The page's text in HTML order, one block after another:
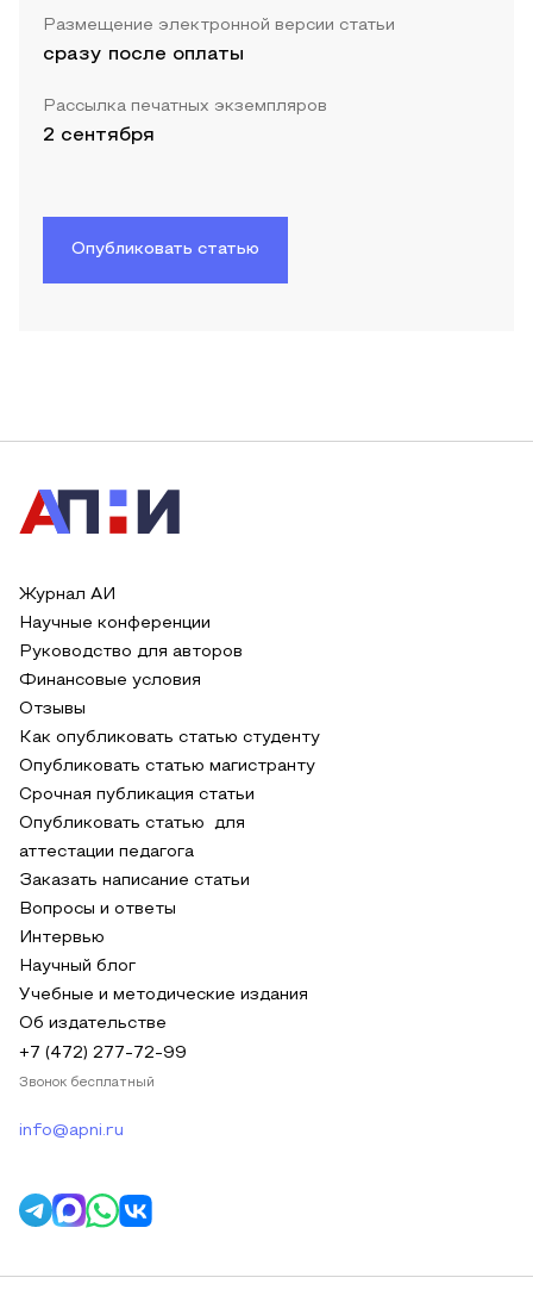
Размещение электронной версии статьи
сразу после оплаты
Рассылка печатных экземпляров
2 сентября
Опубликовать статью
Журнал АИ
Научные конференции
Руководство для авторов
Финансовые условия
Отзывы
Как опубликовать статью студенту
Опубликовать статью магистранту
Срочная публикация статьи
Опубликовать статью для
аттестации педагога
Заказать написание статьи
Вопросы и ответы
Интервью
Научный блог
Учебные и методические издания
Об издательстве
+7 (472) 277-72-99
Звонок бесплатный
info@apni.ru